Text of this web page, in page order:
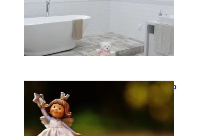
2026-05-12
Keramika kasdienybėje: kaip
požiūrį į namų estetiką